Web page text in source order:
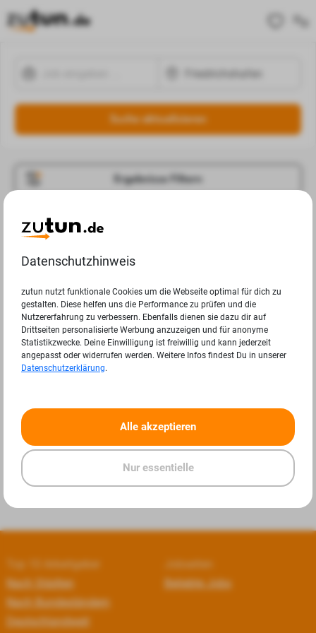
Suche aktualisieren
Ergebnisse Filtern
Jobangebote
Ergebnisse.
« »
Top 10 Arbeitgeber
Nach Städten
Nach Bundesländern
Deutschlandweit
Jobseiten
Beliebte Jobs
Datenschutzhinweis
zutun nutzt funktionale Cookies um die Webseite optimal für dich zu
gestalten. Diese helfen uns die Performance zu prüfen und die
Nutzererfahrung zu verbessern. Ebenfalls dienen sie dazu dir auf
Drittseiten personalisierte Werbung anzuzeigen und für anonyme
Statistikzwecke. Deine Einwilligung ist freiwillig und kann jederzeit
angepasst oder widerrufen werden. Weitere Infos findest Du in unserer
Datenschutzerklärung.
Alle akzeptieren
Nur essentielle